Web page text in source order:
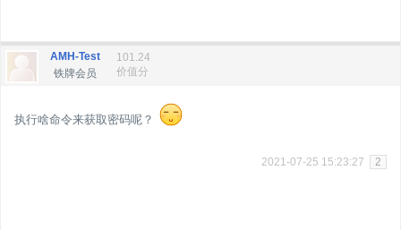
AMH-Test
铁牌会员
101.24
价值分
执行啥命令来获取密码呢？
2021-07-25 15:23:27 2